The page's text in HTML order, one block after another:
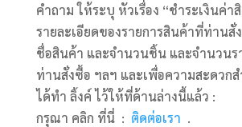
คำถาม ให้ระบุ หัวเรื่อง “ชำระเงินค่า
รายละเอียดของรายการสินค้าที่ท่านสั่
ชื่อสินค้า และจำนวนชิ้น และจำนวนร
ท่านสั่งซื้อ ฯลฯ และเพื่อความสะดวกส
ได้ทำ ลิ้งค์ ไว้ให้ที่ด้านล่างนี้แล้ว :
กรุณา คลิก ที่นี่ : ติดต่อเรา .